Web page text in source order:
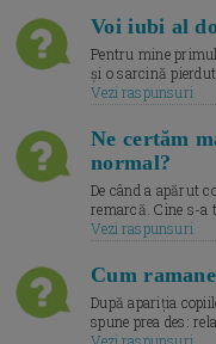
Voi iubi al
Pentru mine
și o sarcină
Vezi raspunsuri
Ne certăm
normal?
De când a apărut
remarcă. Cine s-a
Vezi raspunsuri
Cum
După apariția
spune prea des: